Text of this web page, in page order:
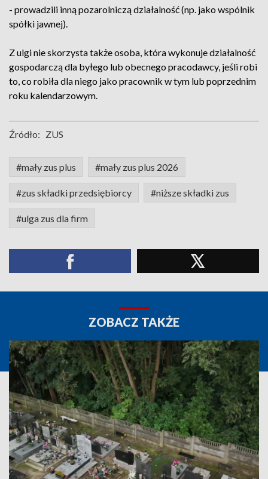
- prowadzili inną pozarolniczą działalność (np. jako wspólnik
spółki jawnej).
Z ulgi nie skorzysta także osoba, która wykonuje działalność
gospodarczą dla byłego lub obecnego pracodawcy, jeśli robi
to, co robiła dla niego jako pracownik w tym lub poprzednim
roku kalendarzowym.
Źródło: ZUS
#mały zus plus #mały zus plus 2026
#zus składki przedsiębiorcy #niższe składki zus
#ulga zus dla firm
ZOBACZ TAKŻE